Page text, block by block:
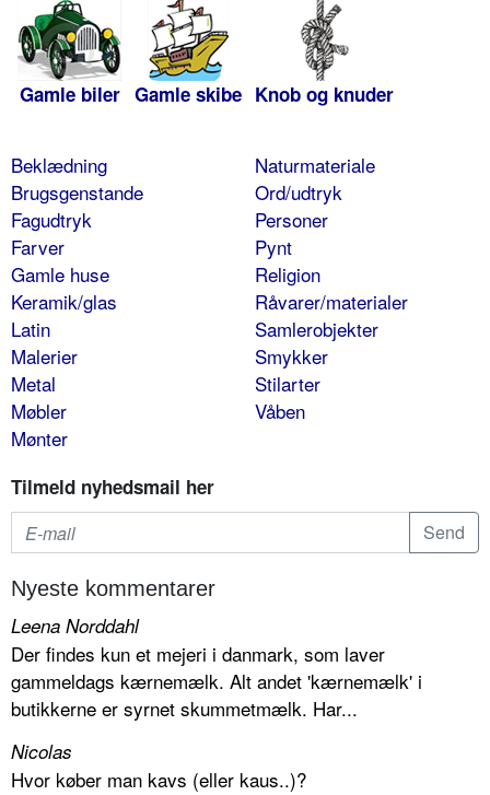
Gamle biler Gamle skibe Knob og knuder
Beklædning
Brugsgenstande
Fagudtryk
Farver
Gamle huse
Keramik/glas
Latin
Malerier
Metal
Møbler
Mønter
Naturmateriale
Ord/udtryk
Personer
Pynt
Religion
Råvarer/materialer
Samlerobjekter
Smykker
Stilarter
Våben
Tilmeld nyhedsmail her
Nyeste kommentarer
Leena Norddahl
Der findes kun et mejeri i danmark, som laver
gammeldags kærnemælk. Alt andet 'kærnemælk' i
butikkerne er syrnet skummetmælk. Har...
Nicolas
Hvor køber man kavs (eller kaus..)?